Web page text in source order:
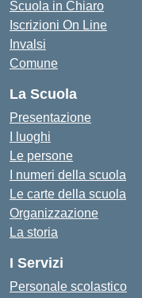
Scuola in Chiaro
Iscrizioni On Line
Invalsi
Comune
La Scuola
Presentazione
I luoghi
Le persone
I numeri della scuola
Le carte della scuola
Organizzazione
La storia
I Servizi
Personale scolastico